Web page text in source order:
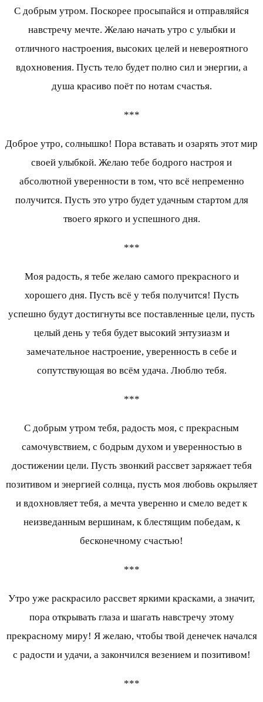
С добрым утром. Поскорее просыпайся и отправляйся
навстречу мечте. Желаю начать утро с улыбки и
отличного настроения, высоких целей и невероятного
вдохновения. Пусть тело будет полно сил и энергии, а
душа красиво поёт по нотам счастья.
***
Доброе утро, солнышко! Пора вставать и озарять этот мир
своей улыбкой. Желаю тебе бодрого настроя и
абсолютной уверенности в том, что всё непременно
получится. Пусть это утро будет удачным стартом для
твоего яркого и успешного дня.
***
Моя радость, я тебе желаю самого прекрасного и
хорошего дня. Пусть всё у тебя получится! Пусть
успешно будут достигнуты все поставленные цели, пусть
целый день у тебя будет высокий энтузиазм и
замечательное настроение, уверенность в себе и
сопутствующая во всём удача. Люблю тебя.
***
С добрым утром тебя, радость моя, с прекрасным
самочувствием, с бодрым духом и уверенностью в
достижении цели. Пусть звонкий рассвет заряжает тебя
позитивом и энергией солнца, пусть моя любовь окрыляет
и вдохновляет тебя, а мечта уверенно и смело ведет к
неизведанным вершинам, к блестящим победам, к
бесконечному счастью!
***
Утро уже раскрасило рассвет яркими красками, а значит,
пора открывать глаза и шагать навстречу этому
прекрасному миру! Я желаю, чтобы твой денечек начался
с радости и удачи, а закончился везением и позитивом!
***